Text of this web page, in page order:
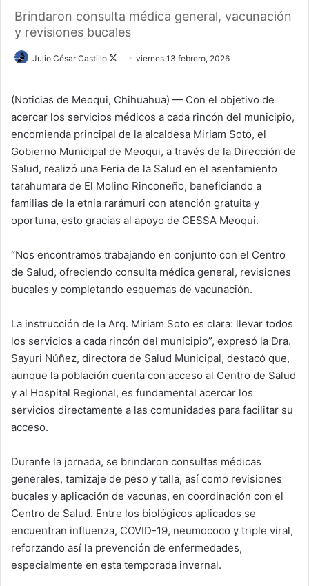
Brindaron consulta médica general, vacunación
y revisiones bucales
Julio César Castillo
w
o
n
X
viernes 13 febrero, 2026
(Noticias de Meoqui, Chihuahua) — Con el objetivo de
acercar los servicios médicos a cada rincón del municipio,
encomienda principal de la alcaldesa Miriam Soto, el
Gobierno Municipal de Meoqui, a través de la Dirección de
Salud, realizó una Feria de la Salud en el asentamiento
tarahumara de El Molino Rinconeño, beneficiando a
familias de la etnia rarámuri con atención gratuita y
oportuna, esto gracias al apoyo de CESSA Meoqui.
“Nos encontramos trabajando en conjunto con el Centro
de Salud, ofreciendo consulta médica general, revisiones
bucales y completando esquemas de vacunación.
La instrucción de la Arq. Miriam Soto es clara: llevar todos
los servicios a cada rincón del municipio”, expresó la Dra.
Sayuri Núñez, directora de Salud Municipal, destacó que,
aunque la población cuenta con acceso al Centro de Salud
y al Hospital Regional, es fundamental acercar los
servicios directamente a las comunidades para facilitar su
acceso.
Durante la jornada, se brindaron consultas médicas
generales, tamizaje de peso y talla, así como revisiones
bucales y aplicación de vacunas, en coordinación con el
Centro de Salud. Entre los biológicos aplicados se
encuentran influenza, COVID-19, neumococo y triple viral,
reforzando así la prevención de enfermedades,
especialmente en esta temporada invernal.